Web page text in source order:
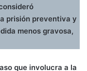
prisión preventiva y
menos gravosa,
que involucra a la